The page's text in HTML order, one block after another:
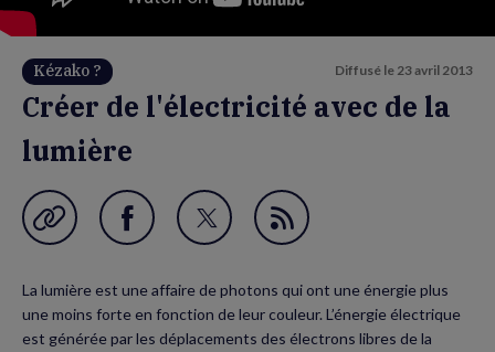
Kézako ? Diffusé le 23 avril 2013
Créer de l'électricité avec de la
lumière
Garder en favori
Partager
Facebook
(nouvelle
Partager
Twitter
(nouvelle
Flux
La lumière est une affaire de photons qui ont une énergie plus
une moins forte en fonction de leur couleur. L’énergie électrique
est générée par les déplacements des électrons libres de la